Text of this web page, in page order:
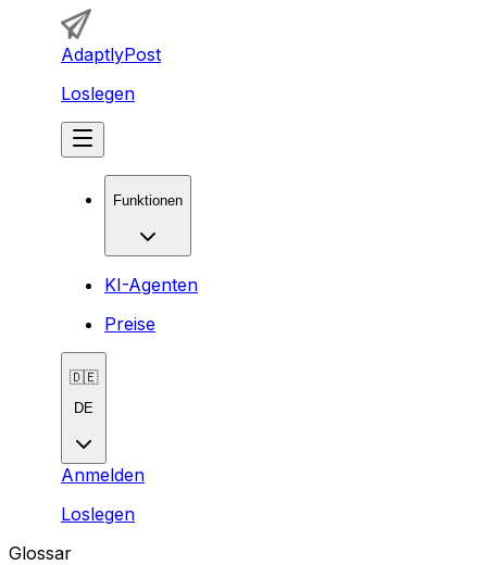
AdaptlyPost
Loslegen
Funktionen
KI-Agenten
Preise
🇩🇪
DE
Anmelden
Loslegen
Glossar